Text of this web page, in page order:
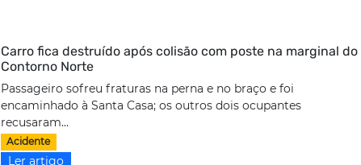
Carro fica destruído após colisão com poste na marginal do
Contorno Norte
Passageiro sofreu fraturas na perna e no braço e foi
encaminhado à Santa Casa; os outros dois ocupantes
recusaram...
Acidente
Ler artigo